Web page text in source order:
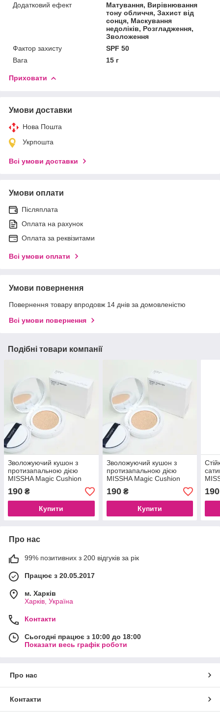
Додатковий ефект
Матування, Вирівнювання
тону обличчя, Захист від
сонця, Маскування
недоліків, Розгладження,
Зволоження
Фактор захисту
SPF 50
Вага
15 г
Приховати
Умови доставки
Нова Пошта
Укрпошта
Всі умови доставки
Умови оплати
Післяплата
Оплата на рахунок
Оплата за реквізитами
Всі умови оплати
Умови повернення
Повернення товару впродовж 14 днів за домовленістю
Всі умови повернення
Подібні товари компанії
Зволожуючий кушон з
протизапальною дією
MISSHA Magic Cushion
Moist Up (SPF50+/PA+++)
ТОН 23, 15 g
190 ₴
Купити
Зволожуючий кушон з
протизапальною дією
MISSHA Magic Cushion
Moist Up (SPF50+/PA+++)
ТОН 21, 15 g
190₴
Купити
190
Про нас
99% позитивних з 200 відгуків за рік
Працює з 20.05.2017
м. Харків
Харків, Україна
Контакти
Сьогодні працює з 10:00 до 18:00
Показати весь графік роботи
Про нас
Контакти